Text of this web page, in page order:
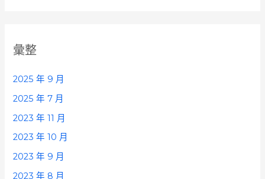
彙整
2025 年 9 月
2025 年 7 月
2023 年 11 月
2023 年 10 月
2023 年 9 月
2023 年 8 月